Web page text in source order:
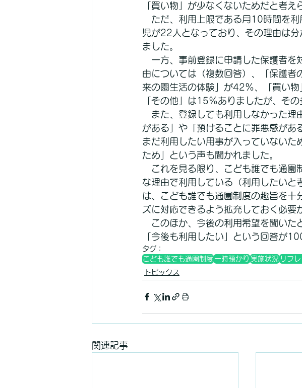
「買い物」が少なくないためだと考え
ただ、利用上限である月10時間を
児が22人となっており、その理由は
ました。
一方、事前登録に申請した保護者を
由については（複数回答）、「保護
来の園生活の体験」が42％、「買い
「その他」は15％ありましたが、そ
また、登録しても利用しなかった理
がある」や「預けることに罪悪感があ
まだ利用したい用事が入っていないた
ため」という声も聞かれました。
これを見る限り、こども誰でも通園
な理由で利用している（利用したいと
は、こども誰でも通園制度の趣旨を十
ズに対応できるよう拡充しておく必要
このほか、今後の利用希望を聞いた
「今後も利用したい」という回答が
タグ：
こども誰でも通園制度 一時預かり 実施状況 リフ
トピックス
関連記事